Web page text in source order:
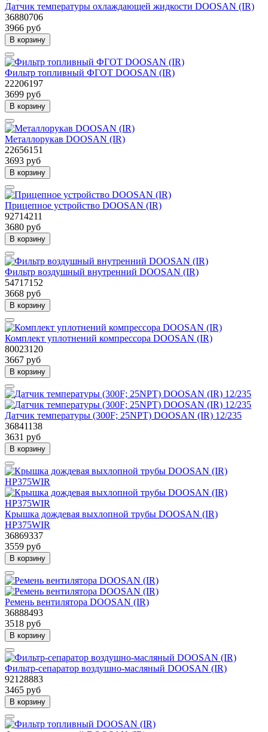
Датчик температуры охлаждающей жидкости DOOSAN (IR)
36880706
3966 руб
В корзину
Фильтр топливный ФГОТ DOOSAN (IR)
22206197
3699 руб
В корзину
Металлорукав DOOSAN (IR)
22656151
3693 руб
В корзину
Прицепное устройство DOOSAN (IR)
92714211
3680 руб
В корзину
Фильтр воздушный внутренний DOOSAN (IR)
54717152
3668 руб
В корзину
Комплект уплотнений компрессора DOOSAN (IR)
80023120
3667 руб
В корзину
Датчик температуры (300F; 25NPT) DOOSAN (IR) 12/235
36841138
3631 руб
В корзину
Крышка дождевая выхлопной трубы DOOSAN (IR)
HP375WIR
36869337
3559 руб
В корзину
Ремень вентилятора DOOSAN (IR)
36888493
3518 руб
В корзину
Фильтр-сепаратор воздушно-масляный DOOSAN (IR)
92128883
3465 руб
В корзину